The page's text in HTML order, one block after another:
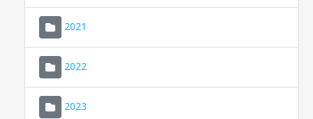
2021
2022
2023